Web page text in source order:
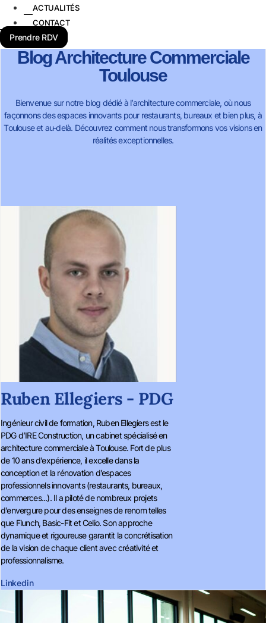
ACTUALITÉS
CONTACT
Prendre RDV
Blog Architecture Commerciale
Toulouse
Bienvenue sur notre blog dédié à l’architecture commerciale, où nous
façonnons des espaces innovants pour restaurants, bureaux et bien plus, à
Toulouse et au-delà. Découvrez comment nous transformons vos visions en
réalités exceptionnelles.
Ruben Ellegiers - PDG
Ingénieur civil de formation, Ruben Ellegiers est le
PDG d’IRE Construction, un cabinet spécialisé en
architecture commerciale à Toulouse. Fort de plus
de 10 ans d’expérience, il excelle dans la
conception et la rénovation d’espaces
professionnels innovants (restaurants, bureaux,
commerces...). Il a piloté de nombreux projets
d’envergure pour des enseignes de renom telles
que Flunch, Basic-Fit et Celio. Son approche
dynamique et rigoureuse garantit la concrétisation
de la vision de chaque client avec créativité et
professionnalisme.
Linkedin